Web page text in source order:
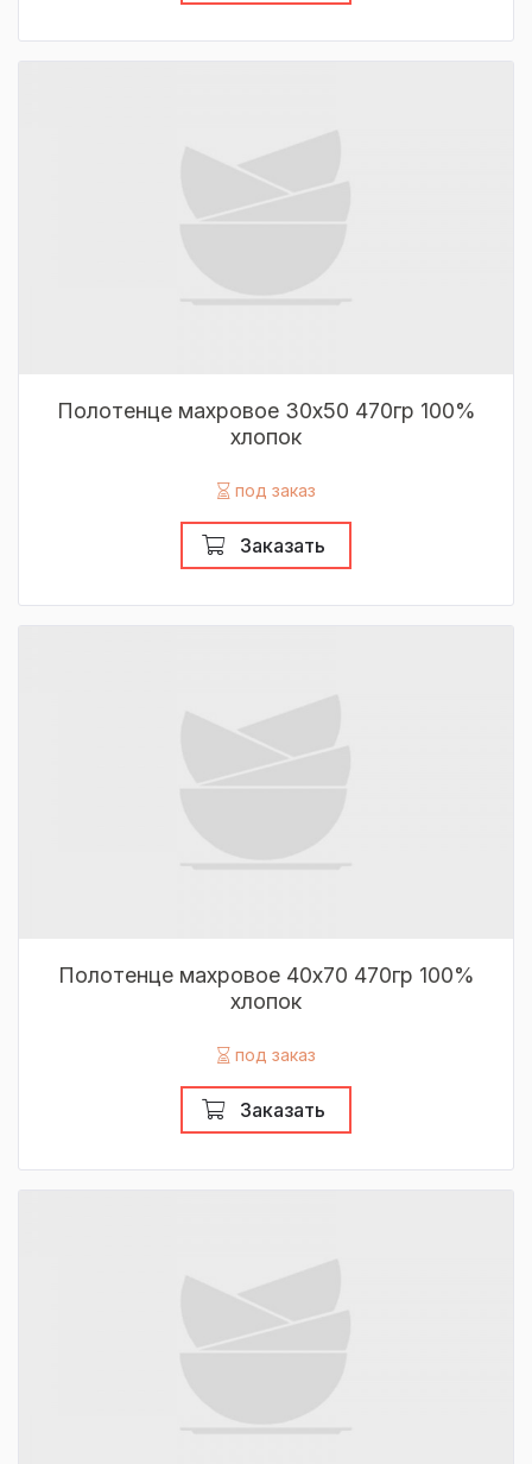
Полотенце махровое 30х50 470гр 100%
хлопок
под заказ
Заказать
Полотенце махровое 40х70 470гр 100%
хлопок
под заказ
Заказать